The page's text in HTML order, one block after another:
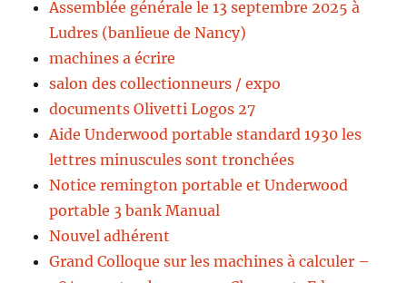
Assemblée générale le 13 septembre 2025 à
Ludres (banlieue de Nancy)
machines a écrire
salon des collectionneurs / expo
documents Olivetti Logos 27
Aide Underwood portable standard 1930 les
lettres minuscules sont tronchées
Notice remington portable et Underwood
portable 3 bank Manual
Nouvel adhérent
Grand Colloque sur les machines à calculer –